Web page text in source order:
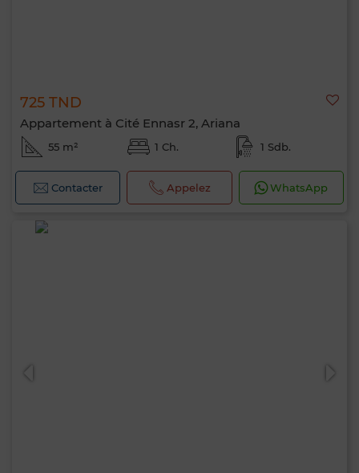
725 TND
Appartement à Cité Ennasr 2, Ariana
55 m² 1 Ch. 1 Sdb.
Contacter Appelez WhatsApp